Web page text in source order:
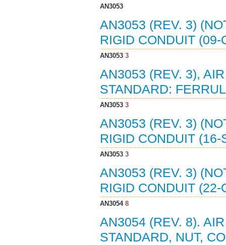
AN3053
AN3053 (REV. 3)
RIGID CONDUIT (09-
AN30533
AN3053 (REV. 3),
STANDARD:
AN30533
AN3053 (REV. 3)
RIGID CONDUIT (16-
AN30533
AN3053 (REV. 3)
RIGID CONDUIT (22-
AN30548
AN3054 (REV. 8).
STANDARD, NUT,